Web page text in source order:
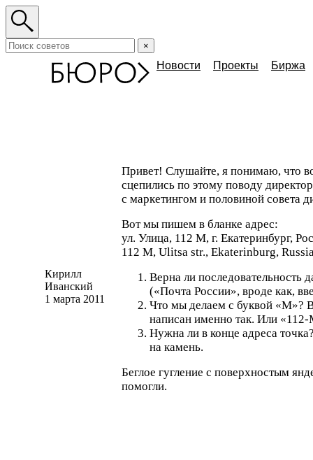
×
Новости Проекты Биржа
Кирилл
Иванский
1 марта 2011
Привет! Слушайте, я понимаю, что
сцепились по этому поводу
с маркетингом и половиной совета
Вот мы пишем в бланке адрес:
ул. Улица, 112 М, г. Екатеринбург,
112 М, Ulitsa str., Ekaterinburg,
Верна ли последовательность
(«Почта России», вроде как,
Что мы делаем с буквой «М»? В
написан именно так. Или «
Нужна ли в конце адреса
на камень.
Беглое гугление с поверхностым
помогли.